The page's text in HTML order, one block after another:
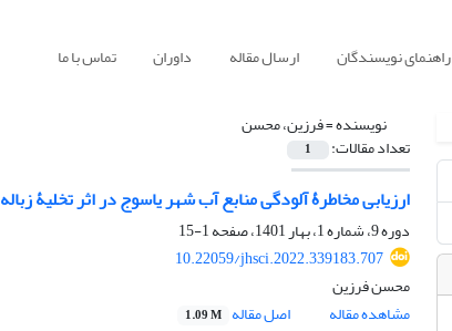
راهنمای نویسندگان ارسال مقاله داوران تماس با ما
نویسنده =فرزین، محسن
تعداد مقالات: 1
ارزیابی مخاطرۀ آلودگی منابع آب شهر یاسوج در اثر تخلیۀ زباله
دوره 9، شماره 1، بهار 1401، صفحه
1-15
10.22059/jhsci.2022.339183.707
محسن فرزین
مشاهده مقاله
اصل مقاله 1.09 M